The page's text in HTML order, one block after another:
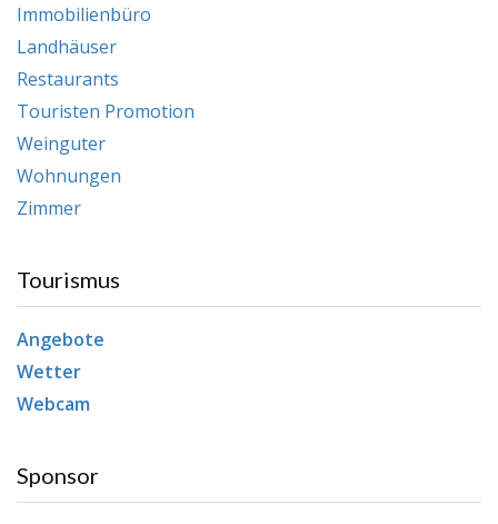
Immobilienbüro
Landhäuser
Restaurants
Touristen Promotion
Weinguter
Wohnungen
Zimmer
Tourismus
Angebote
Wetter
Webcam
Sponsor